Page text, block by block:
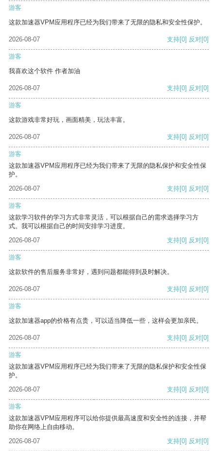
游客
这款加速器VPM应用程序已经为我们带来了无限的隐私和安全性保护。
2026-08-07 支持[0] 反对[0]
游客
我喜欢这个软件 作者加油
2026-08-07 支持[0] 反对[0]
游客
这款游戏非常好玩，画面精美，玩法丰富。
2026-08-07 支持[0] 反对[0]
游客
这款加速器VPM应用程序已经为我们带来了无限的隐私保护和安全性保
护。
2026-08-07
支持[0] 反对[0]
游客
这款学习软件的学习方式非常灵活，可以根据自己的需求选择学习方
式。我可以根据自己的时间安排学习进度。
2026-08-07
支持[0] 反对[0]
游客
这款软件的售后服务非常好，遇到问题都能得到及时解决。
2026-08-07 支持[0] 反对[0]
游客
这款加速器app的价格有点贵，可以适当降低一些，这样会更加亲民。
2026-08-07 支持[0] 反对[0]
游客
这款加速器VPM应用程序已经为我们带来了无限的隐私保护和安全性保
护。
2026-08-07
支持[0] 反对[0]
游客
这款加速器VPM应用程序可以给你提供最高速度和安全性的连接，并帮
助你在网络上自由移动。
2026-08-07
支持[0] 反对[0]